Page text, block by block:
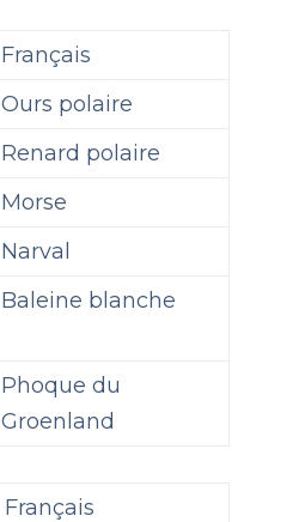
Français
Ours polaire
Renard polaire
Morse
Narval
Baleine blanche
Phoque du
Groenland
Français